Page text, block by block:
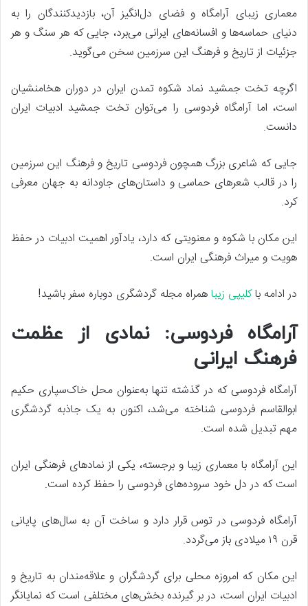
معماری زیبای آرامگاه و فضای دل‌انگیز آن، بازدیدکنندگان را به
دنیای حماسه‌ها و افسانه‌های ایرانی می‌برد، جایی که هر سنگ و هر
جزئیات از تاریخ و فرهنگ این سرزمین سخن می‌گوید.
اگرچه تخت جمشید نماد شکوه تمدن ایران در دوران هخامنشیان
است، اما آرامگاه فردوسی را می‌توان تخت جمشید ادبیات ایران
دانست.
جایی که شاعری بزرگ همچون فردوسی تاریخ و فرهنگ این سرزمین
را در قالب شعرهای حماسی و داستان‌های جاودانه به جهان معرفی
کرد.
این مکان با شکوه و معنویتی که دارد، یادآور اهمیت ادبیات در حفظ
هویت و میراث فرهنگی ایران است.
در ادامه باکلیپی زیباهمراه مجله گردشگری دوباره سفر باشید!
آرامگاه فردوسی: نمادی از عظمت
فرهنگ ایرانی
آرامگاه فردوسی که در گذشته تنها به‌عنوان محل خاک‌سپاری حکیم
ابوالقاسم فردوسی شناخته می‌شد، اکنون به یک جاذبه گردشگری
مهم تبدیل شده است.
این آرامگاه با معماری زیبا و برجسته، یکی از نمادهای فرهنگی ایران
است که در دل خود سروده‌های فردوسی را حفظ کرده است.
آرامگاه فردوسی در توس قرار دارد و ساخت آن به سال‌های پایانی
قرن ۱۹ میلادی باز می‌گردد.
این مکان که امروزه محلی برای گردشگران و علاقه‌مندان به تاریخ و
ادبیات ایران است، در بر گیرنده بخش‌های مختلفی است که نمایانگر